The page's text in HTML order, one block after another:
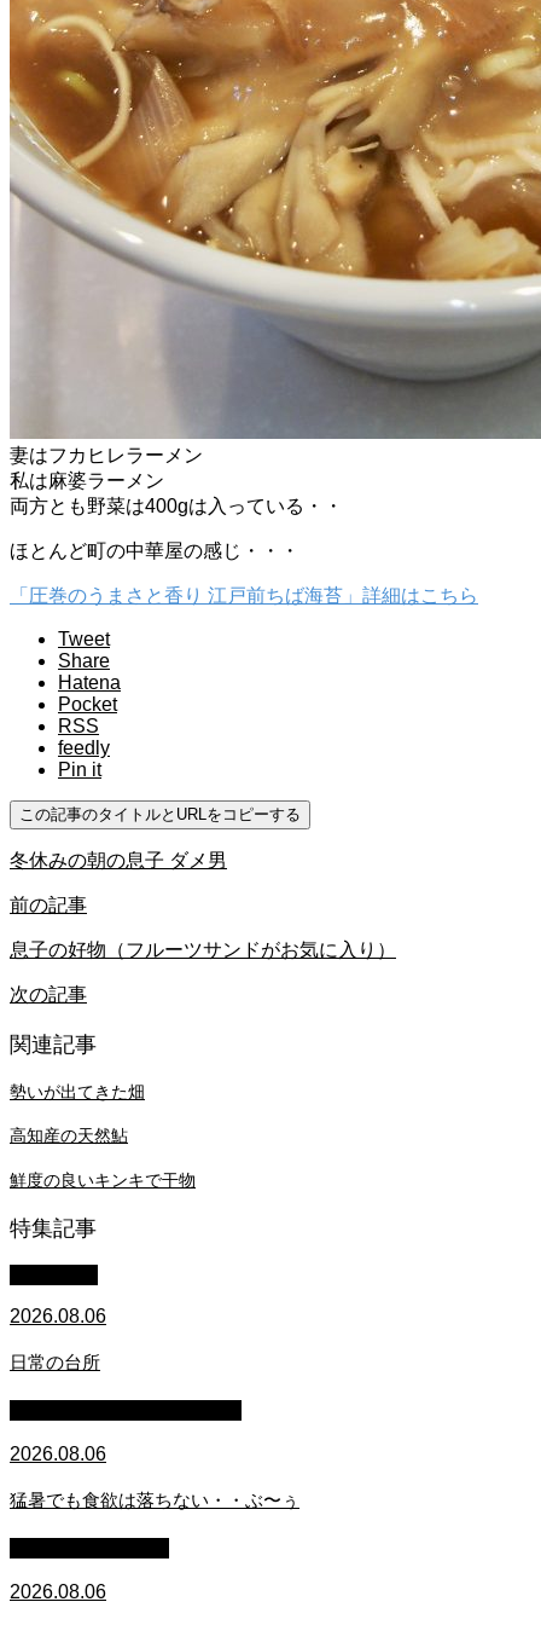
妻はフカヒレラーメン
私は麻婆ラーメン
両方とも野菜は400gは入っている・・
ほとんど町の中華屋の感じ・・・
「圧巻のうまさと香り 江戸前ちば海苔」詳細はこちら
Tweet
Share
Hatena
Pocket
RSS
feedly
Pin it
この記事のタイトルとURLをコピーする
冬休みの朝の息子 ダメ男
前の記事
息子の好物（フルーツサンドがお気に入り）
次の記事
関連記事
勢いが出てきた畑
高知産の天然鮎
鮮度の良いキンキで干物
特集記事
2026.08.06
日常の台所
2026.08.06
猛暑でも食欲は落ちない・・ぶ〜ぅ
2026.08.06